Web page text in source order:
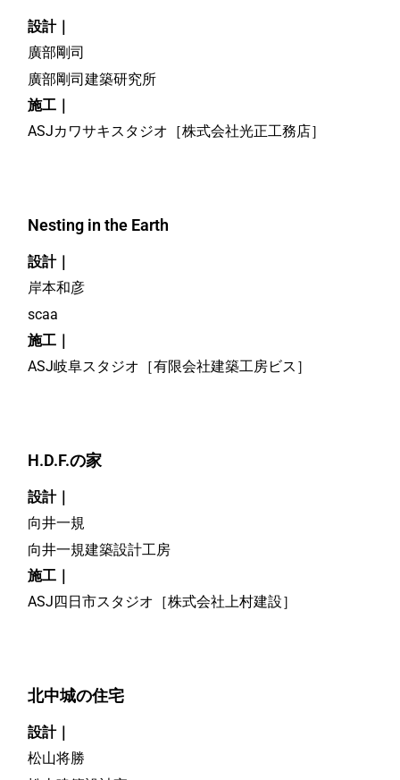
設計｜
廣部剛司
廣部剛司建築研究所
施工｜
ASJカワサキスタジオ［株式会社光正工務店］
Nesting in the Earth
設計｜
岸本和彦
scaa
施工｜
ASJ岐阜スタジオ［有限会社建築工房ビス］
H.D.F.の家
設計｜
向井一規
向井一規建築設計工房
施工｜
ASJ四日市スタジオ［株式会社上村建設］
北中城の住宅
設計｜
松山将勝